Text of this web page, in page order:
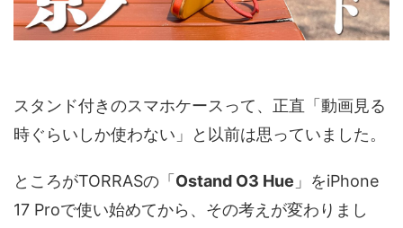
スタンド付きのスマホケースって、正直「動画見る
時ぐらいしか使わない」と以前は思っていました。
ところがTORRASの「 Ostand O3 Hue 」をiPhone
17 Proで使い始めてから、その考えが変わりまし